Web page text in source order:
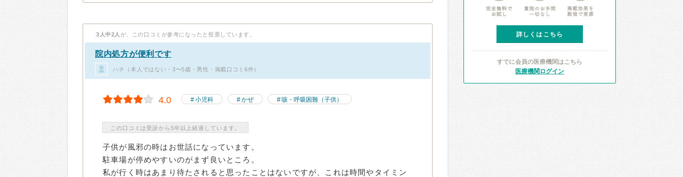
3人中2人 が、この口コミが参考になったと投票しています。
院内処方が便利です
ハチ（本人ではない・3〜5歳・男性・掲載口コミ6件）
4.0 小児科 かぜ 咳・呼吸困難（子供）
この口コミは受診から5年以上経過しています。
子供が風邪の時はお世話になっています。
駐車場が停めやすいのがまず良いところ。
私が行く時はあまり待たされると思ったことはないですが、これは時間やタイミン
詳しくはこちら
すでに会員の医療機関はこちら
医療機関ログイン